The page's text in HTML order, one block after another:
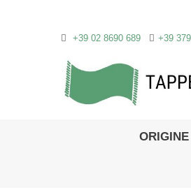
+39 02 8690 689 +39
ORIGINE